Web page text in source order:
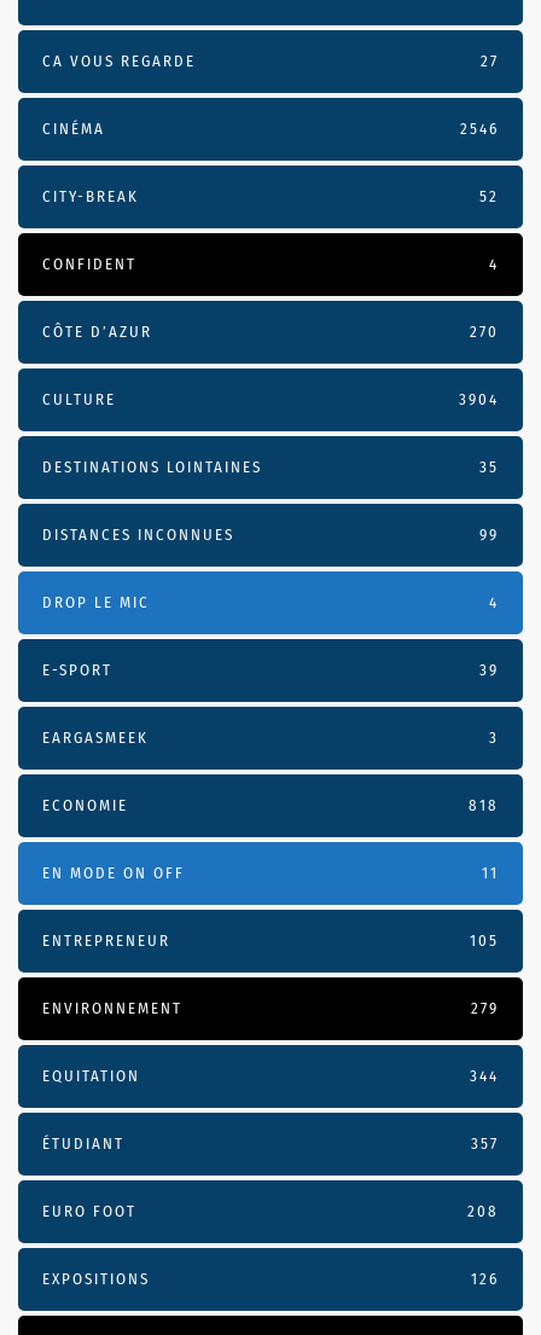
CA VOUS REGARDE 27
CINÉMA 2546
CITY-BREAK 52
CONFIDENT 4
CÔTE D’AZUR 270
CULTURE 3904
DESTINATIONS LOINTAINES 35
DISTANCES INCONNUES 99
DROP LE MIC 4
E-SPORT 39
EARGASMEEK 3
ECONOMIE 818
EN MODE ON OFF 11
ENTREPRENEUR 105
ENVIRONNEMENT 279
EQUITATION 344
ÉTUDIANT 357
EURO FOOT 208
EXPOSITIONS 126